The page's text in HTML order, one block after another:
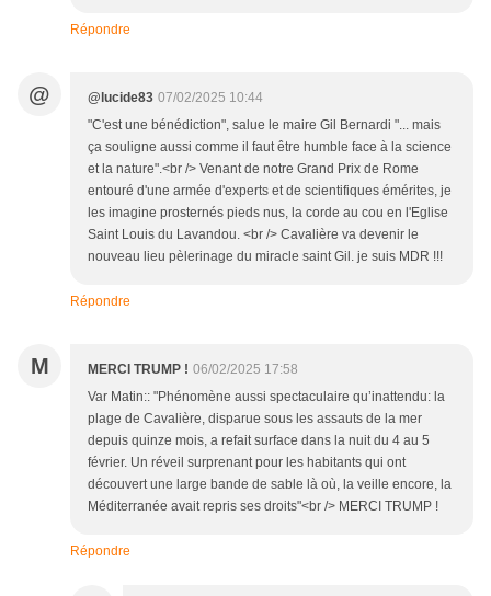
Répondre
@ @lucide83 07/02/2025 10:44
"C'est une bénédiction", salue le maire Gil Bernardi "... mais
ça souligne aussi comme il faut être humble face à la science
et la nature".<br /> Venant de notre Grand Prix de Rome
entouré d'une armée d'experts et de scientifiques émérites, je
les imagine prosternés pieds nus, la corde au cou en l'Eglise
Saint Louis du Lavandou. <br /> Cavalière va devenir le
nouveau lieu pèlerinage du miracle saint Gil. je suis MDR !!!
Répondre
M MERCI TRUMP ! 06/02/2025 17:58
Var Matin:: "Phénomène aussi spectaculaire qu’inattendu: la
plage de Cavalière, disparue sous les assauts de la mer
depuis quinze mois, a refait surface dans la nuit du 4 au 5
février. Un réveil surprenant pour les habitants qui ont
découvert une large bande de sable là où, la veille encore, la
Méditerranée avait repris ses droits"<br /> MERCI TRUMP !
Répondre